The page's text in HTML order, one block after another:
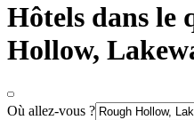
Hôtels dans le
Hollow,
Où allez-vous ?